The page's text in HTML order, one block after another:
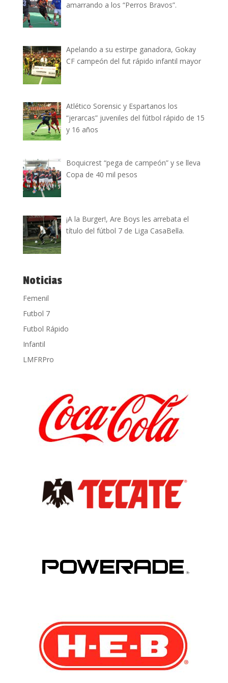
amarrando a los “Perros Bravos”.
Apelando a su estirpe ganadora, Gokay
CF campeón del fut rápido infantil mayor
Atlético Sorensic y Espartanos los
“jerarcas” juveniles del fútbol rápido de 15
y 16 años
Boquicrest “pega de campeón” y se lleva
Copa de 40 mil pesos
¡A la Burger!, Are Boys les arrebata el
título del fútbol 7 de Liga CasaBella.
Noticias
Femenil
Futbol 7
Futbol Rápido
Infantil
LMFRPro